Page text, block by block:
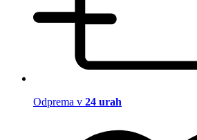
Odprema v 24 urah